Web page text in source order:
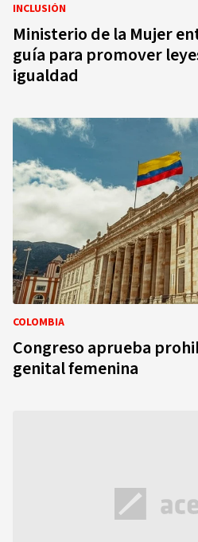
INCLUSIÓN
Ministerio de la Mujer
guía para promover
igualdad
COLOMBIA
Congreso aprueba
genital femenina